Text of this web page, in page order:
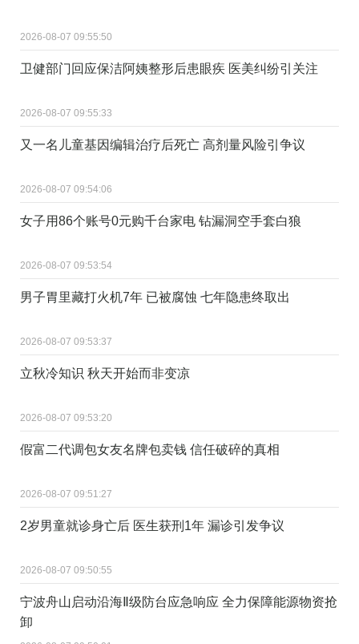
2026-08-07 09:55:50
卫健部门回应保洁阿姨整形后患眼疾 医美纠纷引关注
2026-08-07 09:55:33
又一名儿童基因编辑治疗后死亡 高剂量风险引争议
2026-08-07 09:54:06
女子用86个账号0元购千台家电 钻漏洞空手套白狼
2026-08-07 09:53:54
男子胃里藏打火机7年 已被腐蚀 七年隐患终取出
2026-08-07 09:53:37
立秋冷知识 秋天开始而非变凉
2026-08-07 09:53:20
假富二代调包女友名牌包卖钱 信任破碎的真相
2026-08-07 09:51:27
2岁男童就诊身亡后 医生获刑1年 漏诊引发争议
2026-08-07 09:50:55
宁波舟山启动沿海Ⅱ级防台应急响应 全力保障能源物资抢
卸